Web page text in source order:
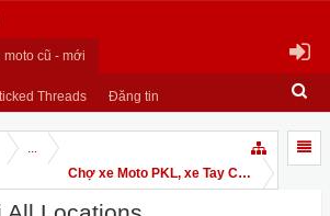
moto cũ - mới
Threads Đăng tin
...
Chợ xe Moto PKL, xe Tay Côn